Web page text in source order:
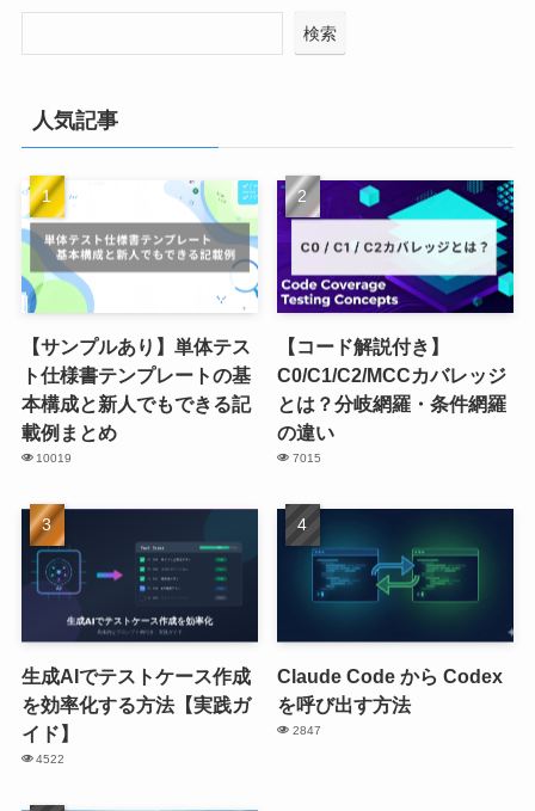
検索
人気記事
【サンプルあり】単体テス
ト仕様書テンプレートの基
本構成と新人でもできる記
載例まとめ
10019
【コード解説付き】
C0/C1/C2/MCCカバレッジ
とは？分岐網羅・条件網羅
の違い
7015
生成AIでテストケース作成
を効率化する方法【実践ガ
イド】
4522
Claude Code から Codex
を呼び出す方法
2847